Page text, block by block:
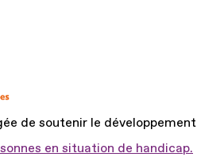
de soutenir le développement
en situation de handicap.